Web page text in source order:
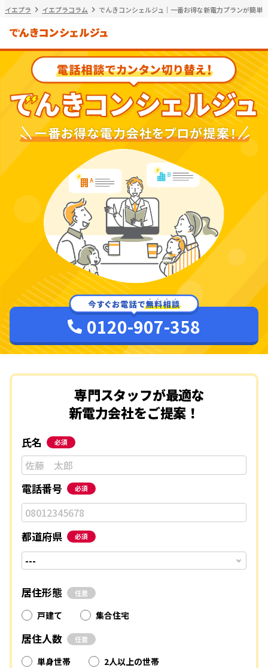
イエプラ イエプラコラム でんきコンシェルジュ｜一番お得な新電力プランが簡単
0120-907-358
専門スタッフが最適な
新電力会社をご提案！
氏名 必須
電話番号 必須
都道府県 必須
居住形態 任意
戸建て 集合住宅
居住人数 任意
単身世帯 2人以上の世帯